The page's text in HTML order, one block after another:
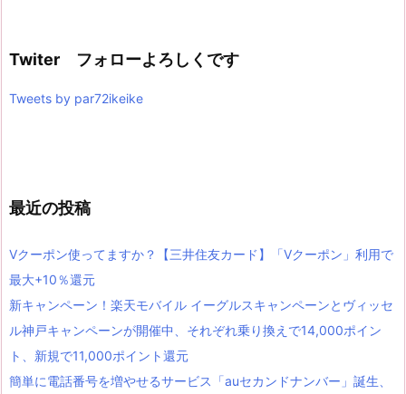
Twiter フォローよろしくです
Tweets by par72ikeike
最近の投稿
Vクーポン使ってますか？【三井住友カード】「Vクーポン」利用で
最大+10％還元
新キャンペーン！楽天モバイル イーグルスキャンペーンとヴィッセ
ル神戸キャンペーンが開催中、それぞれ乗り換えで14,000ポイン
ト、新規で11,000ポイント還元
簡単に電話番号を増やせるサービス「auセカンドナンバー」誕生、